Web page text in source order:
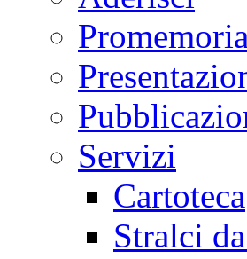
Servizi
Cartoteca
Stralci